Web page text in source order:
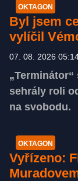
OKTAGON
Byl jsem
vylíčil
07. 08. 2026
sehrály roli
na svobodu.
OKTAGON
Vyřízeno: